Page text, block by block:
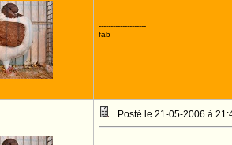
--------------------
fab
Posté le 21-05-2006 à